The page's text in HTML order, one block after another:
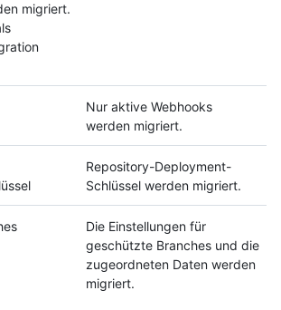
migriert.
Nur aktive Webhooks
werden migriert.
Repository-Deployment-
Schlüssel werden migriert.
Die Einstellungen für
geschützte Branches und die
zugeordneten Daten werden
migriert.